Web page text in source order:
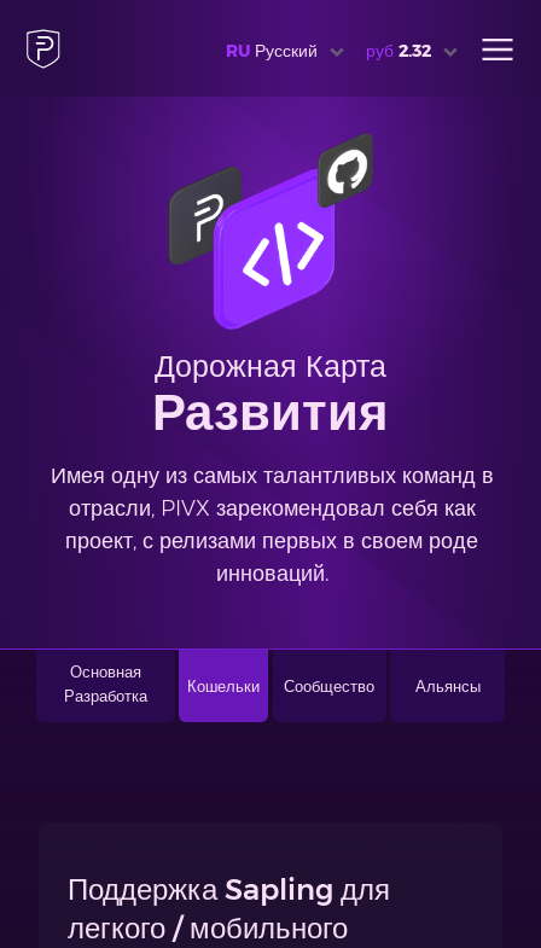
RU Русский руб 2.32
Дорожная Карта
Развития
Имея одну из самых талантливых команд в
отрасли, PIVX зарекомендовал себя как
проект, с релизами первых в своем роде
инноваций.
Основная
Разработка
Кошельки Сообщество Альянсы
Поддержка Sapling для
легкого / мобильного